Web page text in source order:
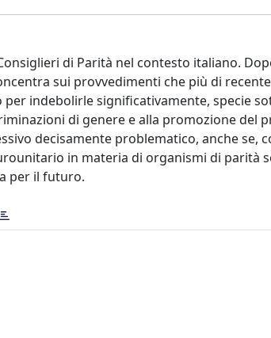
di Parità nel contesto italiano.
sui provvedimenti che più di
indebolirle significativamente, specie
di genere e alla promozione del
decisamente problematico, anche se,
in materia di organismi di parità
per il futuro.